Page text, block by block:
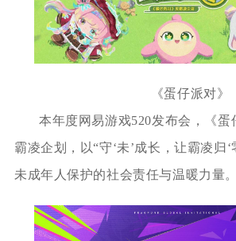
《蛋仔派对》
本年度网易游戏520发布会，《蛋
霸凌企划，以“守‘未’成长，让霸凌归‘
未成年人保护的社会责任与温暖力量。